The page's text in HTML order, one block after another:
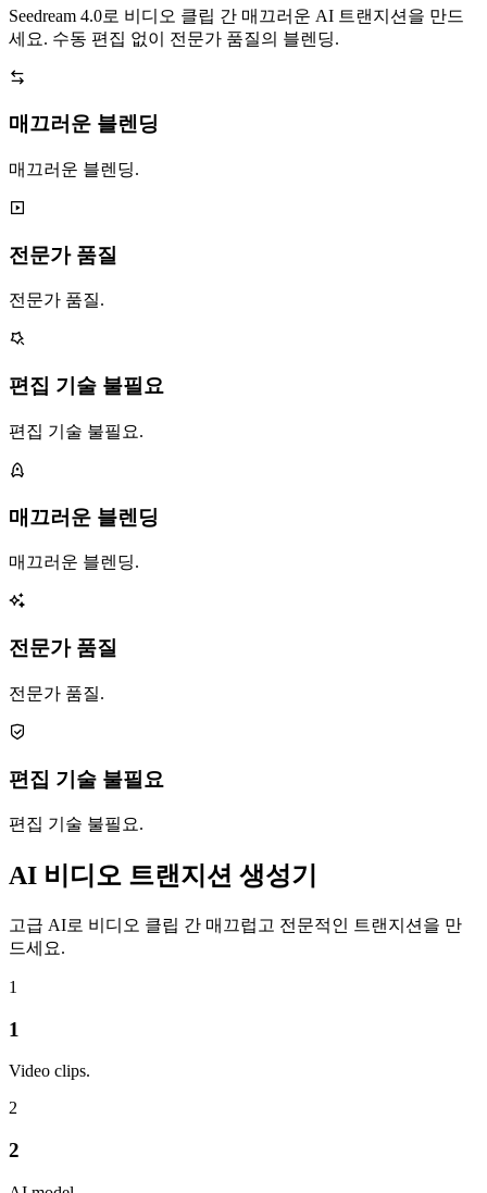
Seedream 4.0로 비디오 클립 간 매끄러운 AI 트랜지션을 만드
세요. 수동 편집 없이 전문가 품질의 블렌딩.
매끄러운 블렌딩
매끄러운 블렌딩.
전문가 품질
전문가 품질.
편집 기술 불필요
편집 기술 불필요.
매끄러운 블렌딩
매끄러운 블렌딩.
전문가 품질
전문가 품질.
편집 기술 불필요
편집 기술 불필요.
AI 비디오 트랜지션 생성기
고급 AI로 비디오 클립 간 매끄럽고 전문적인 트랜지션을 만
드세요.
1
1
Video clips.
2
2